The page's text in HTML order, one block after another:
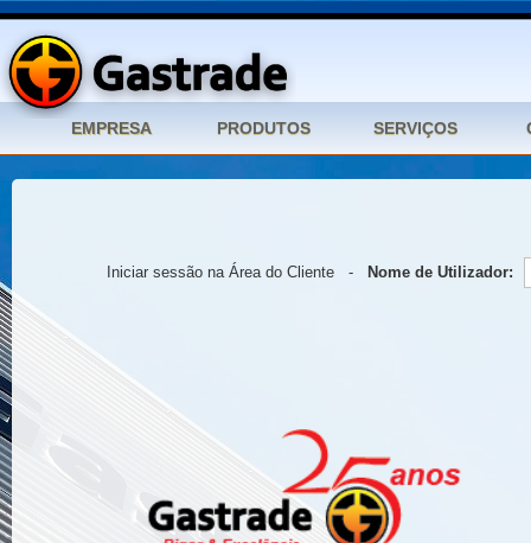
Iniciar sessão na Área do Cliente - Nome de Utilizador: